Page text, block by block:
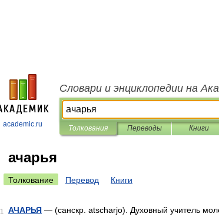
academic.ru
Словари и энциклопедии на
Толкования Переводы Книги
ачарья
Толкование Перевод Книги
1 АЧАРЬЯ — (санскр. atscharjo). Духовный учитель